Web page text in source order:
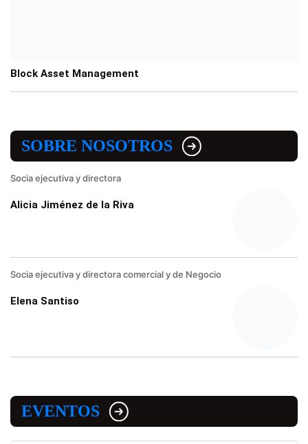
Block Asset Management
SOBRE NOSOTROS
Socia ejecutiva y directora
Alicia Jiménez de la Riva
Socia ejecutiva y directora comercial y de Negocio
Elena Santiso
EVENTOS